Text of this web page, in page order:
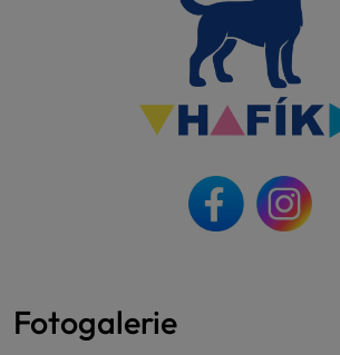
Fotogalerie